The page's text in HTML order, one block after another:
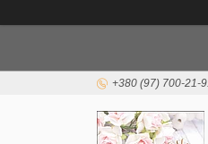
+380 (97) 700-21-